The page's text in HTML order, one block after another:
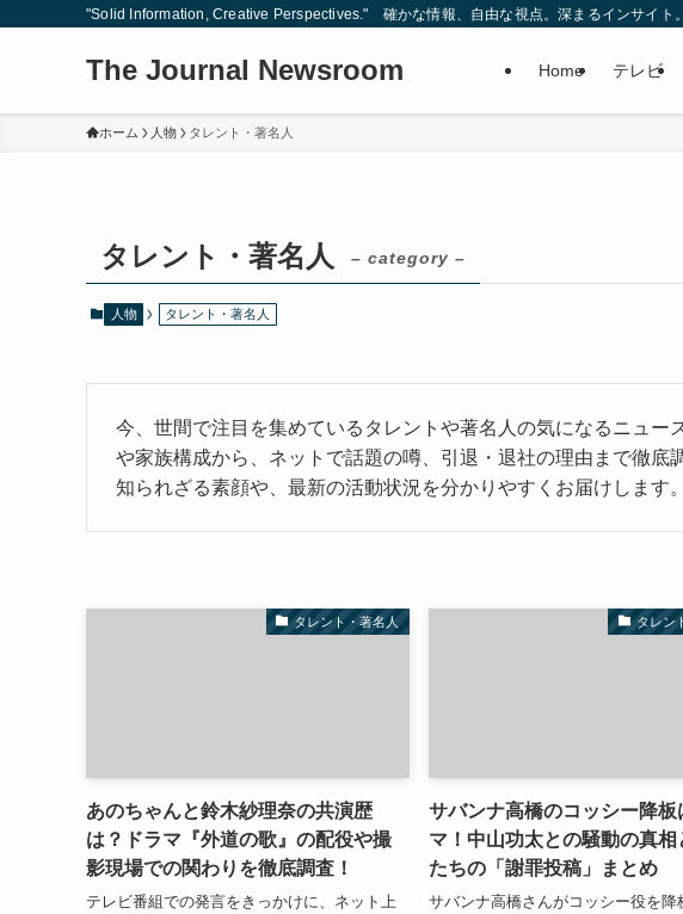
"Solid Information, Creative Perspectives." 確かな情報、自由な視点。深まるインサイト。
The Journal Newsroom Home テレビ
ホーム 人物 タレント・著名人
タレント・著名人 – category –
人物 タレント・著名人
今、世間で注目を集めているタレントや著名人の気になるニュー
や家族構成から、ネットで話題の噂、引退・退社の理由まで徹
知られざる素顔や、最新の活動状況を分かりやすくお届けします。
タレント・著名人
あのちゃんと鈴木紗理奈の共演歴
は？ドラマ『外道の歌』の配役や撮
影現場での関わりを徹底調査！
テレビ番組での発言をきっかけに、ネット上
タレン
サバンナ高橋のコッシー降板
マ！中山功太との騒動の真相
たちの「謝罪投稿」まとめ
サバンナ高橋さんがコッシー役を降